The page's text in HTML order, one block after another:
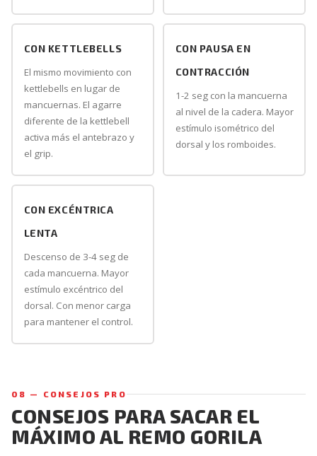
CON KETTLEBELLS
El mismo movimiento con
kettlebells en lugar de
mancuernas. El agarre
diferente de la kettlebell
activa más el antebrazo y
el grip.
CON PAUSA EN
CONTRACCIÓN
1-2 seg con la mancuerna
al nivel de la cadera. Mayor
estímulo isométrico del
dorsal y los romboides.
CON EXCÉNTRICA
LENTA
Descenso de 3-4 seg de
cada mancuerna. Mayor
estímulo excéntrico del
dorsal. Con menor carga
para mantener el control.
08 — CONSEJOS PRO
CONSEJOS PARA SACAR EL
MÁXIMO AL REMO GORILA